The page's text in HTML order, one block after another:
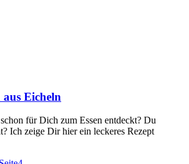
Eicheln
für Dich zum Essen ent­deckt? Du
Ich zei­ge Dir hier ein lecke­res Rezept